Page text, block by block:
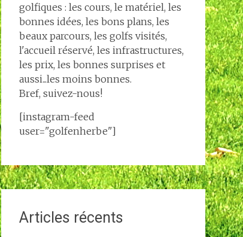
golfiques : les cours, le matériel, les
bonnes idées, les bons plans, les
beaux parcours, les golfs visités,
l'accueil réservé, les infrastructures,
les prix, les bonnes surprises et
aussi...les moins bonnes.
Bref, suivez-nous!
[instagram-feed
user="golfenherbe"]
Articles récents